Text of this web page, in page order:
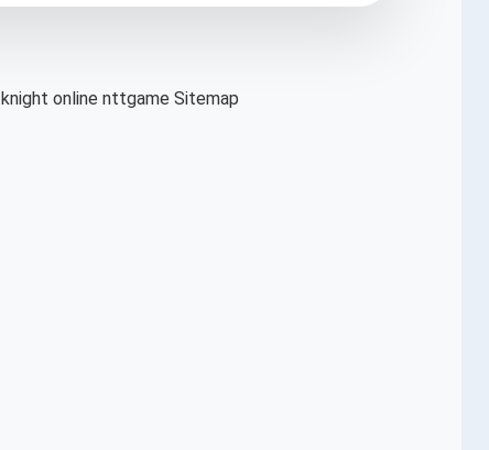
knight online nttgame Sitemap